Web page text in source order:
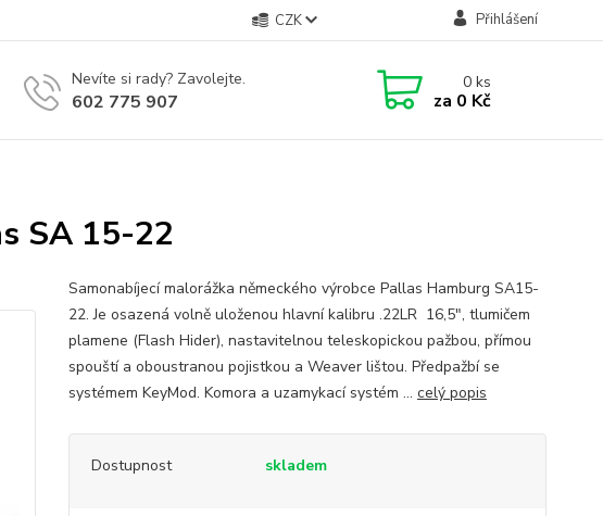
CZK Přihlášení
Nevíte si rady? Zavolejte.
602 775 907
0ks
za 0 Kč
SA 15-22
Samonabíjecí malorážka německého výrobce Pallas Hamburg SA15-
22. Je osazená volně uloženou hlavní kalibru .22LR 16,5", tlumičem
plamene (Flash Hider), nastavitelnou teleskopickou pažbou, přímou
spouští a oboustranou pojistkou a Weaver lištou. Předpažbí se
systémem KeyMod. Komora a uzamykací systém ... celý popis
Dostupnost skladem